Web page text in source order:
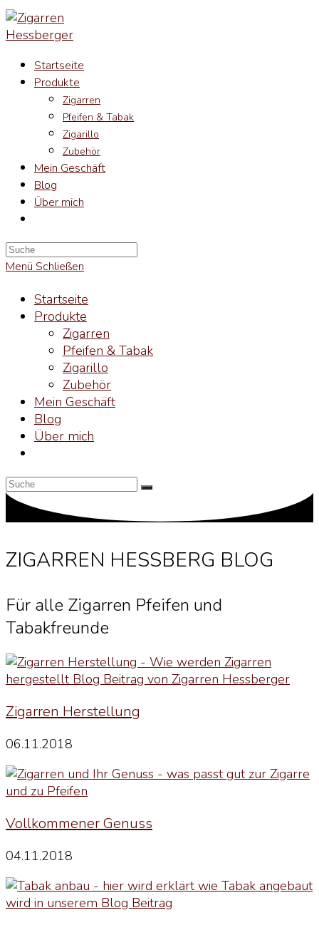
Zum
Inhalt
Startseite
Produkte
Zigarren
Pfeifen & Tabak
Zigarillo
Zubehör
Mein Geschäft
Blog
Über mich
Search
this
Menü Schließen
Startseite
Produkte
Zigarren
Pfeifen & Tabak
Zigarillo
Zubehör
Mein Geschäft
Blog
Über mich
ZIGARREN HESSBERG BLOG
Für alle Zigarren Pfeifen und
Tabakfreunde
Zigarren Herstellung
06.11.2018
Vollkommener Genuss
04.11.2018